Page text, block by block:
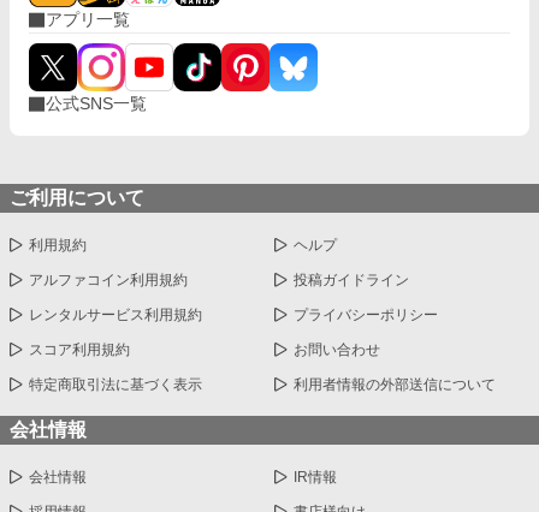
アプリ一覧
公式SNS一覧
ご利用について
利用規約 ヘルプ
アルファコイン利用規約 投稿ガイドライン
レンタルサービス利用規約 プライバシーポリシー
スコア利用規約 お問い合わせ
特定商取引法に基づく表示 利用者情報の外部送信について
会社情報
会社情報 IR情報